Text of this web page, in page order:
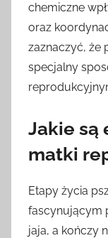
chemiczne
oraz
zaznaczyć, że
specjalny
Jakie są
matki
Etapy życia
fascynującym
jaja, a kończy